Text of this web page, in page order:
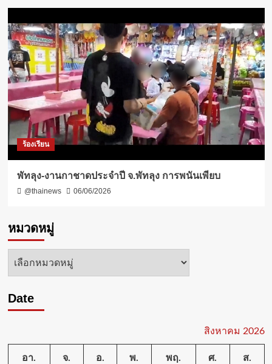
ร้องเรียน
พัทลุง-งานกาชาดประจำปี จ.พัทลุง การพนันเพียบ
@thainews 06/06/2026
หมวดหมู่
หมวด
Date
สิงหาคม 2026
อา. จ. อ. พ. พฤ. ศ. ส.